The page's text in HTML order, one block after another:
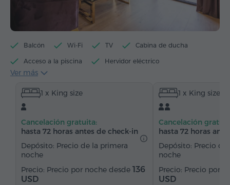
Balcón Wi-Fi TV Cabina de ducha
Acceso a la piscina Hervidor eléctrico
Artículos de tocador
Secador de pelo
Armario/Guardarropa Sala de estar
Mesa Sofá
Refriderador
Ver más
1 x King size
Cancelación gratuita:
hasta 72 horas antes de check-in
Depósito: Precio de la primera
noche
Precio por noche desde 136
USD
1 x King size
Cancelación
hasta 72 horas
Depósito: Precio
noche
Precio por
USD